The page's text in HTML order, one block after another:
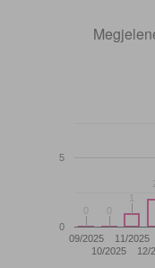
09/2025
10/2025
11/2025
12/
0
5
00 00
11